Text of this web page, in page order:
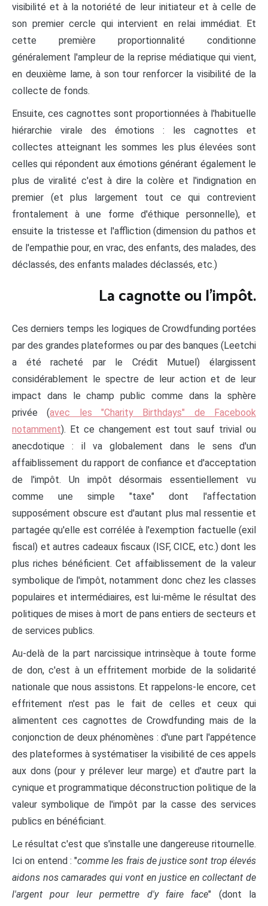
visibilité et à la notoriété de leur initiateur et à celle de
son premier cercle qui intervient en relai immédiat. Et
cette première proportionnalité conditionne
généralement l'ampleur de la reprise médiatique qui vient,
en deuxième lame, à son tour renforcer la visibilité de la
collecte de fonds.
Ensuite, ces cagnottes sont proportionnées à l'habituelle
hiérarchie virale des émotions : les cagnottes et
collectes atteignant les sommes les plus élevées sont
celles qui répondent aux émotions générant également le
plus de viralité c'est à dire la colère et l'indignation en
premier (et plus largement tout ce qui contrevient
frontalement à une forme d'éthique personnelle), et
ensuite la tristesse et l'affliction (dimension du pathos et
de l'empathie pour, en vrac, des enfants, des malades, des
déclassés, des enfants malades déclassés, etc.)
La cagnotte ou l'impôt.
Ces derniers temps les logiques de Crowdfunding portées
par des grandes plateformes ou par des banques (Leetchi
a été racheté par le Crédit Mutuel) élargissent
considérablement le spectre de leur action et de leur
impact dans le champ public comme dans la sphère
privée (avec les "Charity Birthdays" de Facebook
notamment). Et ce changement est tout sauf trivial ou
anecdotique : il va globalement dans le sens d'un
affaiblissement du rapport de confiance et d'acceptation
de l'impôt. Un impôt désormais essentiellement vu
comme une simple "taxe" dont l'affectation
supposément obscure est d'autant plus mal ressentie et
partagée qu'elle est corrélée à l'exemption factuelle (exil
fiscal) et autres cadeaux fiscaux (ISF, CICE, etc.) dont les
plus riches bénéficient. Cet affaiblissement de la valeur
symbolique de l'impôt, notamment donc chez les classes
populaires et intermédiaires, est lui-même le résultat des
politiques de mises à mort de pans entiers de secteurs et
de services publics.
Au-delà de la part narcissique intrinsèque à toute forme
de don, c'est à un effritement morbide de la solidarité
nationale que nous assistons. Et rappelons-le encore, cet
effritement n'est pas le fait de celles et ceux qui
alimentent ces cagnottes de Crowdfunding mais de la
conjonction de deux phénomènes : d'une part l'appétence
des plateformes à systématiser la visibilité de ces appels
aux dons (pour y prélever leur marge) et d'autre part la
cynique et programmatique déconstruction politique de la
valeur symbolique de l'impôt par la casse des services
publics en bénéficiant.
Le résultat c'est que s'installe une dangereuse ritournelle.
Ici on entend : "comme les frais de justice sont trop élevés
aidons nos camarades qui vont en justice en collectant de
l'argent pour leur permettre d'y faire face" (dont la